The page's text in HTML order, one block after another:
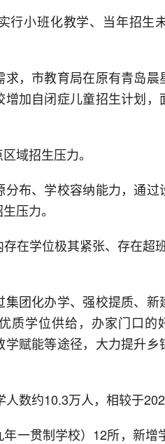
行小班化教学、当年招生
，市教育局在原有青岛
加自闭症儿童招生计划
域招生压力。
布、学校容纳能力，通
压力。
在学位极其紧张、存在超
团化办学、强校提质、
质学位供给，办家门口的
赋能等途径，大力提升
数约10.3万人，相较于
一贯制学校）12所，新增